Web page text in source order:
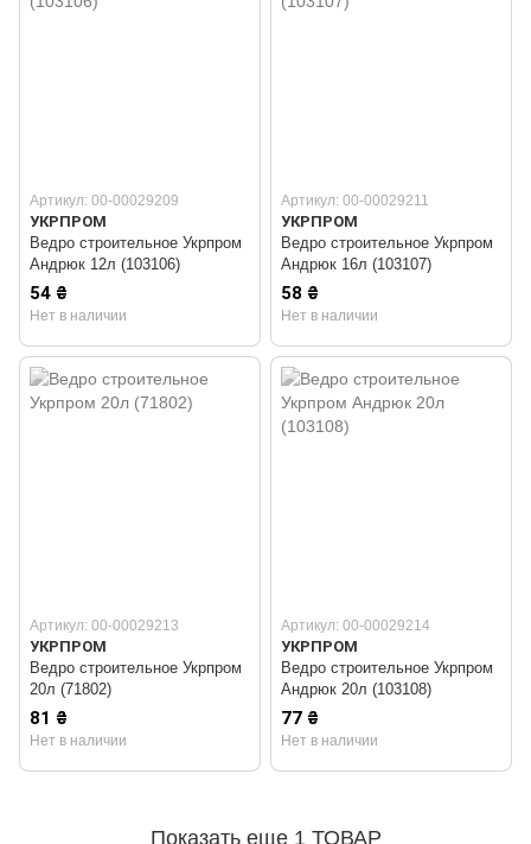
Артикул: 00-00029209
УКРПРОМ
Ведро строительное Укрпром
Андрюк 12л (103106)
54 ₴
Нет в наличии
Артикул: 00-00029211
УКРПРОМ
Ведро строительное Укрпром
Андрюк 16л (103107)
58 ₴
Нет в наличии
Артикул: 00-00029213
УКРПРОМ
Ведро строительное Укрпром
20л (71802)
81 ₴
Нет в наличии
Артикул: 00-00029214
УКРПРОМ
Ведро строительное Укрпром
Андрюк 20л (103108)
77 ₴
Нет в наличии
Показать еще 1 ТОВАР